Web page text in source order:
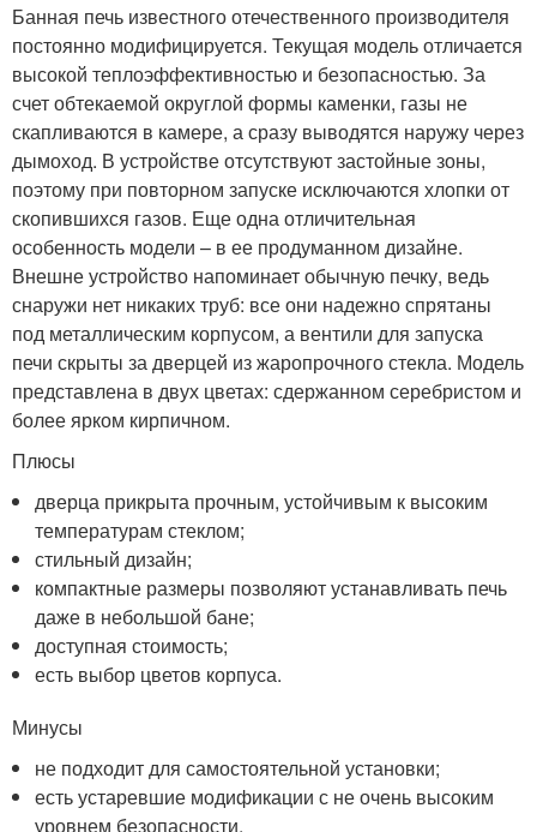
Банная печь известного отечественного производителя
постоянно модифицируется. Текущая модель отличается
высокой теплоэффективностью и безопасностью. За
счет обтекаемой округлой формы каменки, газы не
скапливаются в камере, а сразу выводятся наружу через
дымоход. В устройстве отсутствуют застойные зоны,
поэтому при повторном запуске исключаются хлопки от
скопившихся газов. Еще одна отличительная
особенность модели – в ее продуманном дизайне.
Внешне устройство напоминает обычную печку, ведь
снаружи нет никаких труб: все они надежно спрятаны
под металлическим корпусом, а вентили для запуска
печи скрыты за дверцей из жаропрочного стекла. Модель
представлена в двух цветах: сдержанном серебристом и
более ярком кирпичном.
Плюсы
дверца прикрыта прочным, устойчивым к высоким
температурам стеклом;
стильный дизайн;
компактные размеры позволяют устанавливать печь
даже в небольшой бане;
доступная стоимость;
есть выбор цветов корпуса.
Минусы
не подходит для самостоятельной установки;
есть устаревшие модификации с не очень высоким
уровнем безопасности.